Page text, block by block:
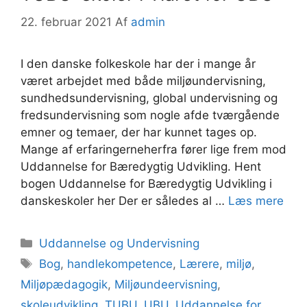
22. februar 2021 Af admin
I den danske folkeskole har der i mange år
været arbejdet med både miljøundervisning,
sundhedsundervisning, global undervisning og
fredsundervisning som nogle afde tværgående
emner og temaer, der har kunnet tages op.
Mange af erfaringerneherfra fører lige frem mod
Uddannelse for Bæredygtig Udvikling. Hent
bogen Uddannelse for Bæredygtig Udvikling i
danskeskoler her Der er således al … Læs mere
Kategorier
Uddannelse og Undervisning
Tags
Bog, handlekompetence, Lærere, miljø,
Miljøpædagogik, Miljøundeervisning,